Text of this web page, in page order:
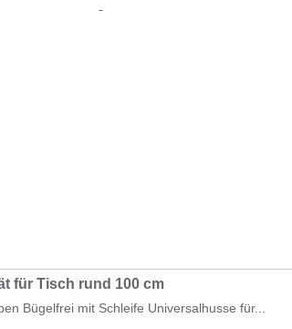
für Tisch rund 100 cm
Bügelfrei mit Schleife Universalhusse für...